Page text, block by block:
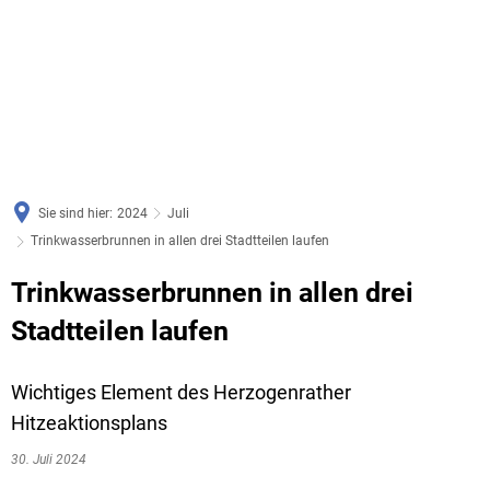
Sie sind hier: 2024
Juli
Trinkwasserbrunnen in allen drei Stadtteilen laufen
Trinkwasserbrunnen in allen drei
Stadtteilen laufen
Wichtiges Element des Herzogenrather
Hitzeaktionsplans
30. Juli 2024